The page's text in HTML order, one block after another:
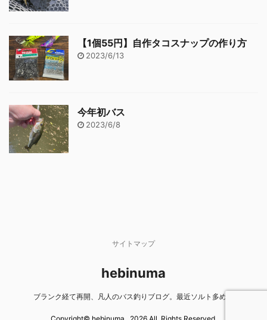
【1個55円】自作タコスナップの作り方
2023/6/13
今年初バス
2023/6/8
サイトマップ
hebinuma
ブランク経て再開、凡人のバス釣りブログ。最近ソルト多め。